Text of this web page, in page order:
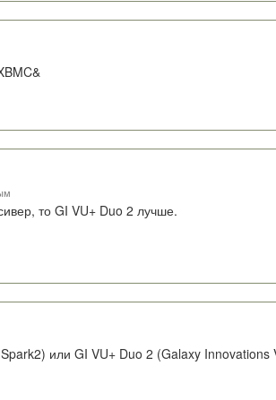
то GI VU+ Duo 2 лучше.
или GI VU+ Duo 2 (Galaxy Innovations